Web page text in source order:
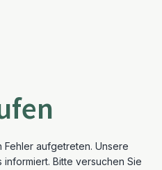
aufgetreten. Unsere
Bitte versuchen Sie